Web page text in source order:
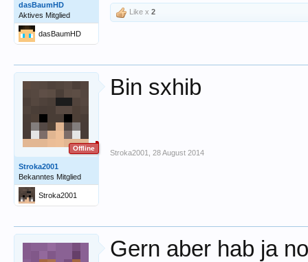
dasBaumHD
Aktives Mitglied
dasBaumHD
Like x 2
Offline
Stroka2001
Bekanntes Mitglied
Stroka2001
Bin sxhib
Stroka2001 28 August 2014
Gern aber hab ja